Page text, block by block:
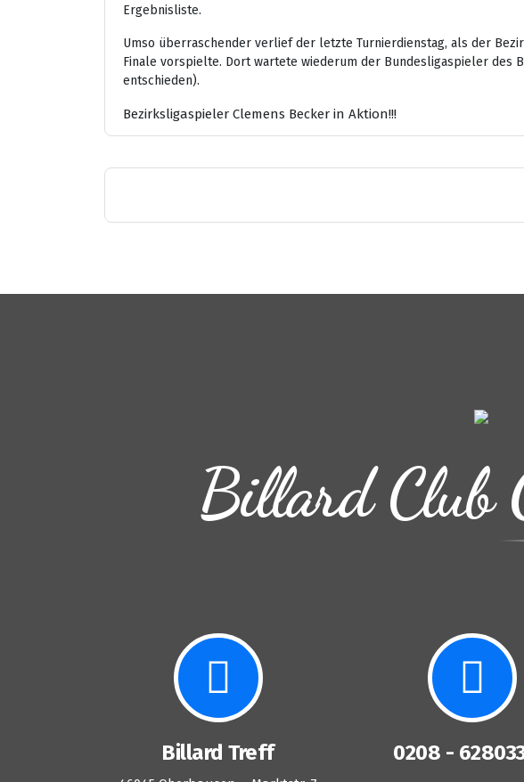
Ergebnisliste.
Umso überraschender verlief der letzte Turnierdienstag, als der
Finale vorspielte. Dort wartete wiederum der Bundesligaspieler des
entschieden).
Bezirksligaspieler Clemens Becker in Aktion!!!
Billard Club
Billard Treff 0208 -